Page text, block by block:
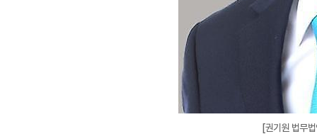
[권기원 법무